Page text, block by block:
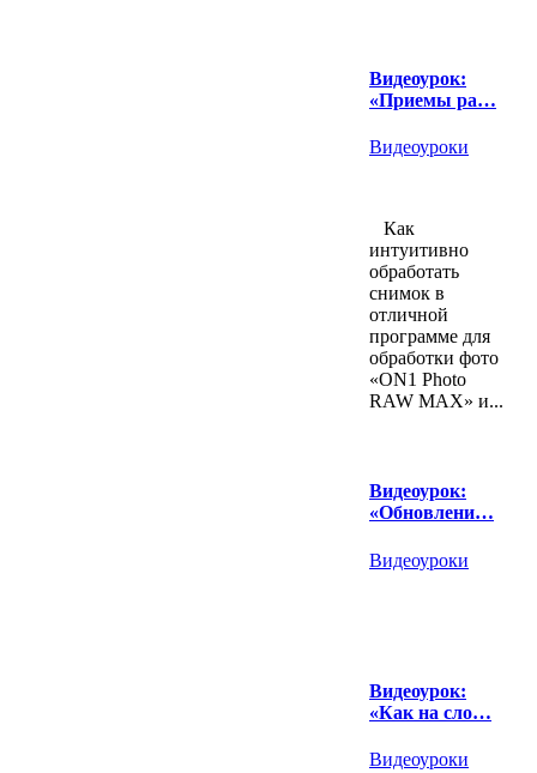
Видеоурок:
«Приемы ра…
Видеоуроки
Как
интуитивно
обработать
снимок в
отличной
программе для
обработки фото
«ON1 Photo
RAW MAX» и...
Видеоурок:
«Обновлени…
Видеоуроки
Видеоурок:
«Как на сло…
Видеоуроки